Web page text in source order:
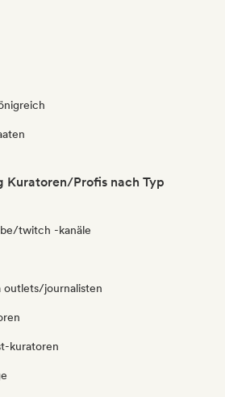
Kuratoren/Profis nach Typ
twitch -kanäle
outlets/journalisten
kuratoren